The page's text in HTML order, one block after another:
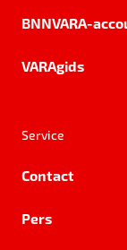
BNNVARA-
VARAgids
Service
Contact
Pers